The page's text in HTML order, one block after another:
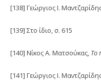
[138] Γεώργιος Ι.
[139] Στο ίδιο, σ. 615
[140] Νίκος Α. Ματσούκας, Το
[141] Γεώργιος Ι.